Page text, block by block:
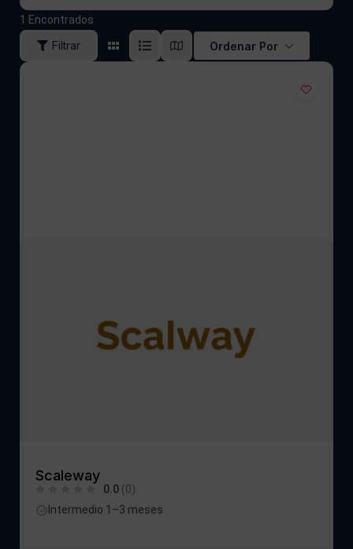
1 Encontrados
Filtrar Ordenar Por
Scaleway
0.0 (0)
Intermedio 1–3 meses